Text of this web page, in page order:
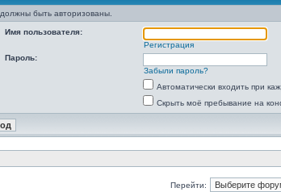
быть авторизованы.
Имя пользователя:
Регистрация
Пароль:
Забыли пароль?
Автоматически входить при
Скрыть моё пребывание на
Перейти: